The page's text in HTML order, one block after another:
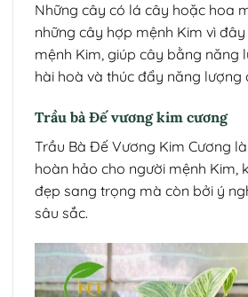
Những cây có lá cây hoặc hoa
những cây hợp mệnh Kim vì
mệnh Kim, giúp cây bằng năng
hài hoà và thúc đẩy năng lượng
Trầu bà Đế vương kim cương
Trầu Bà Đế Vương Kim Cương
hoàn hảo cho người mệnh Kim,
đẹp sang trọng mà còn bởi ý
sâu sắc.